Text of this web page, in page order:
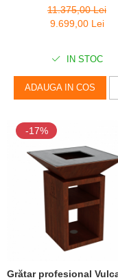
11.375,00 Lei
9.699,00 Lei
IN STOC
ADAUGA IN COS
-17%
Grătar profesional